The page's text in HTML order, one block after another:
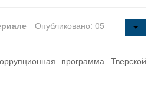
Опубликовано: 05
программа Тверской